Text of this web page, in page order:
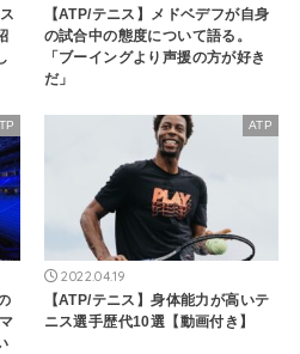
【ATP/テニス】メドベデフが自身
の試合中の態度について語る。
「ブーイングより声援の方が好き
だ」
ATP
2022.04.19
【ATP/テニス】身体能力が高いテ
ニス選手歴代10選【動画付き】